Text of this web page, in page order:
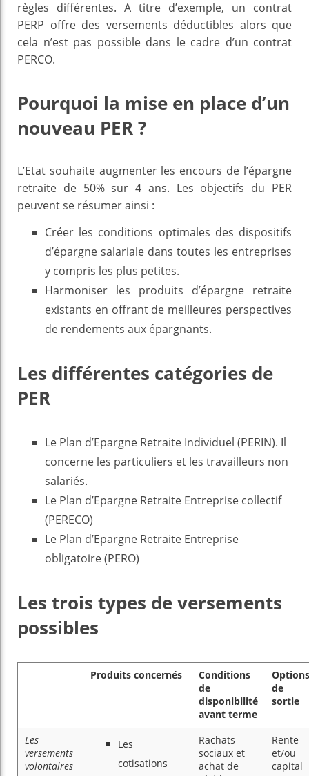
règles différentes. A titre d’exemple, un contrat
PERP offre des versements déductibles alors que
cela n’est pas possible dans le cadre d’un contrat
PERCO.
Pourquoi la mise en place d’un
nouveau PER ?
L’Etat souhaite augmenter les encours de l’épargne
retraite de 50% sur 4 ans. Les objectifs du PER
peuvent se résumer ainsi :
Créer les conditions optimales des dispositifs
d’épargne salariale dans toutes les entreprises
y compris les plus petites.
Harmoniser les produits d’épargne retraite
existants en offrant de meilleures perspectives
de rendements aux épargnants.
Les différentes catégories de
PER
Le Plan d’Epargne Retraite Individuel (PERIN). Il
concerne les particuliers et les travailleurs non
salariés.
Le Plan d’Epargne Retraite Entreprise collectif
(PERECO)
Le Plan d’Epargne Retraite Entreprise
obligatoire (PERO)
Les trois types de versements
possibles
Produits concernés
Conditions
de
disponibilité
avant terme
Options
de
sortie
Les
versements
volontaires
Les
cotisations
Rachats
sociaux et
achat de
Rente
et/ou
capital